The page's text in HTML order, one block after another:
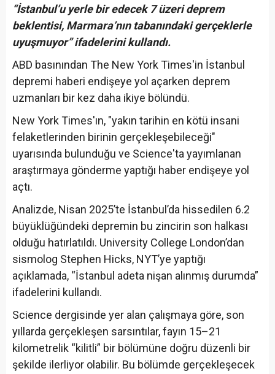
“İstanbul’u yerle bir edecek 7 üzeri deprem
beklentisi, Marmara’nın tabanındaki gerçeklerle
uyuşmuyor” ifadelerini kullandı.
ABD basınından The New York Times'in İstanbul
depremi haberi endişeye yol açarken deprem
uzmanları bir kez daha ikiye bölündü.
New York Times'ın, "yakın tarihin en kötü insani
felaketlerinden birinin gerçekleşebileceği"
uyarısında bulunduğu ve Science'ta yayımlanan
araştırmaya gönderme yaptığı haber endişeye yol
açtı.
Analizde, Nisan 2025’te İstanbul’da hissedilen 6.2
büyüklüğündeki depremin bu zincirin son halkası
olduğu hatırlatıldı. University College London’dan
sismolog Stephen Hicks, NYT’ye yaptığı
açıklamada, “İstanbul adeta nişan alınmış durumda”
ifadelerini kullandı.
Science dergisinde yer alan çalışmaya göre, son
yıllarda gerçekleşen sarsıntılar, fayın 15–21
kilometrelik “kilitli” bir bölümüne doğru düzenli bir
şekilde ilerliyor olabilir. Bu bölümde gerçekleşecek